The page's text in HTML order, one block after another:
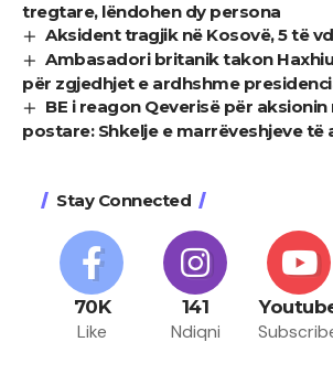
tregtare, lëndohen dy persona
Aksident tragjik në Kosovë, 5 të
Ambasadori britanik takon
për zgjedhjet e ardhshme
BE i reagon Qeverisë për aksionin
postare: Shkelje e marrëveshjeve të
Stay Connected
70K
Like
141
Ndiqni